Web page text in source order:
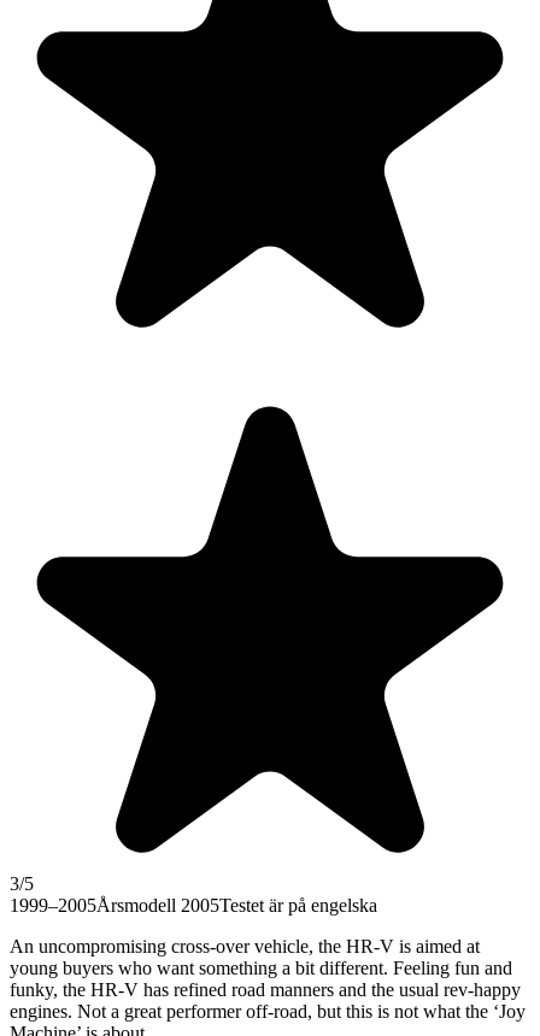
3/5
1999–2005Årsmodell 2005Testet är på engelska
An uncompromising cross-over vehicle, the HR-V is aimed at
young buyers who want something a bit different. Feeling fun and
funky, the HR-V has refined road manners and the usual rev-happy
engines. Not a great performer off-road, but this is not what the ‘Joy